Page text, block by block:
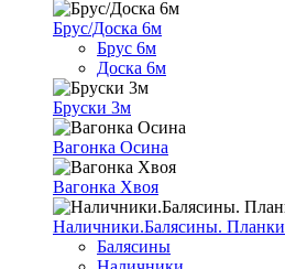
Брус/Доска 6м
Брус 6м
Доска 6м
Бруски 3м
Вагонка Осина
Вагонка Хвоя
Наличники.Балясины. Планки
Балясины